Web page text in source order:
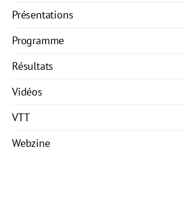
Présentations
Programme
Résultats
Vidéos
VTT
Webzine